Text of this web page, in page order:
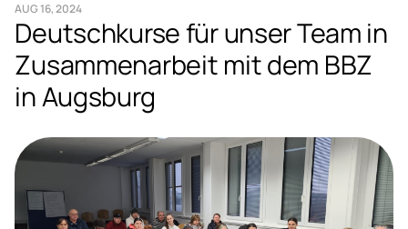
AUG 16, 2024
Deutschkurse für unser Team in
Zusammenarbeit mit dem BBZ
in Augsburg